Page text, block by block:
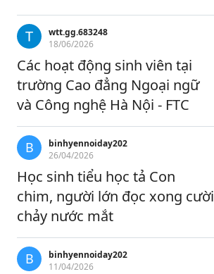
wtt.gg.683248
18/06/2026
Các hoạt động sinh viên tại
trường Cao đẳng Ngoại ngữ
và Công nghệ Hà Nội - FTC
B
binhyennoiday202
26/04/2026
Học sinh tiểu học tả Con
chim, người lớn đọc xong cười
chảy nước mắt
B
binhyennoiday202
11/04/2026